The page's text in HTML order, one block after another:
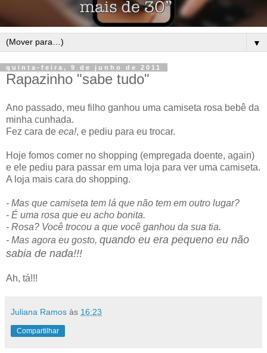
▼
quinta-feira, 9 de junho de 2011
Rapazinho "sabe tudo"
Ano passado, meu filho ganhou uma camiseta rosa bebê da
minha cunhada.
Fez cara de eca!, e pediu para eu trocar.
Hoje fomos comer no shopping (empregada doente, again)
e ele pediu para passar em uma loja para ver uma camiseta.
A loja mais cara do shopping.
- Mas que camiseta tem lá que não tem em outro lugar?
- É uma rosa que eu acho bonita.
- Rosa? Você trocou a que você ganhou da sua tia.
- Mas agora eu gosto, quando eu era pequeno eu não
sabia de nada!!!
Ah, tá!!!
Juliana Ramos às 16:23
Compartilhar